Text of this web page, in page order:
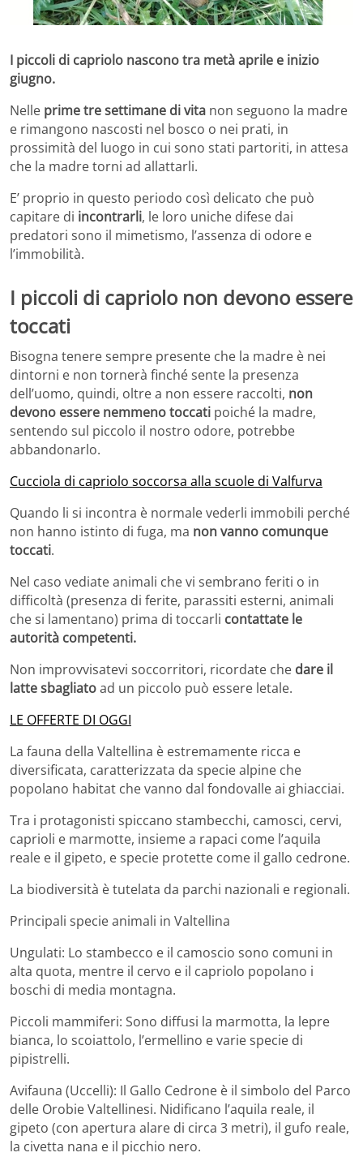
I piccoli di capriolo nascono tra metà aprile e inizio
giugno.
Nelle prime tre settimane di vita non seguono la madre
e rimangono nascosti nel bosco o nei prati, in
prossimità del luogo in cui sono stati partoriti, in attesa
che la madre torni ad allattarli.
E’ proprio in questo periodo così delicato che può
capitare di incontrarli, le loro uniche difese dai
predatori sono il mimetismo, l’assenza di odore e
l’immobilità.
I piccoli di capriolo non devono essere
toccati
Bisogna tenere sempre presente che la madre è nei
dintorni e non tornerà finché sente la presenza
dell’uomo, quindi, oltre a non essere raccolti, non
devono essere nemmeno toccati poiché la madre,
sentendo sul piccolo il nostro odore, potrebbe
abbandonarlo.
Cucciola di capriolo soccorsa alla scuole di Valfurva
Quando li si incontra è normale vederli immobili perché
non hanno istinto di fuga, ma non vanno comunque
toccati.
Nel caso vediate animali che vi sembrano feriti o in
difficoltà (presenza di ferite, parassiti esterni, animali
che si lamentano) prima di toccarli contattate le
autorità competenti.
Non improvvisatevi soccorritori, ricordate che dare il
latte sbagliatoad un piccolo può essere letale.
LE OFFERTE DI OGGI
La fauna della Valtellina è estremamente ricca e
diversificata, caratterizzata da specie alpine che
popolano habitat che vanno dal fondovalle ai ghiacciai.
Tra i protagonisti spiccano stambecchi, camosci, cervi,
caprioli e marmotte, insieme a rapaci come l’aquila
reale e il gipeto, e specie protette come il gallo cedrone.
La biodiversità è tutelata da parchi nazionali e regionali.
Principali specie animali in Valtellina
Ungulati: Lo stambecco e il camoscio sono comuni in
alta quota, mentre il cervo e il capriolo popolano i
boschi di media montagna.
Piccoli mammiferi: Sono diffusi la marmotta, la lepre
bianca, lo scoiattolo, l’ermellino e varie specie di
pipistrelli.
Avifauna (Uccelli): Il Gallo Cedrone è il simbolo del Parco
delle Orobie Valtellinesi. Nidificano l’aquila reale, il
gipeto (con apertura alare di circa 3 metri), il gufo reale,
la civetta nana e il picchio nero.